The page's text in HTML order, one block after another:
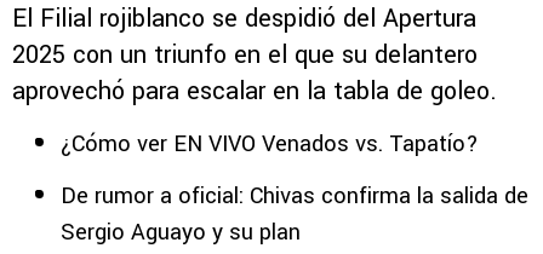
El Filial rojiblanco se despidió del Apertura
2025 con un triunfo en el que su delantero
aprovechó para escalar en la tabla de goleo.
¿Cómo ver EN VIVO Venados vs. Tapatío?
De rumor a oficial: Chivas confirma la salida de
Sergio Aguayo y su plan